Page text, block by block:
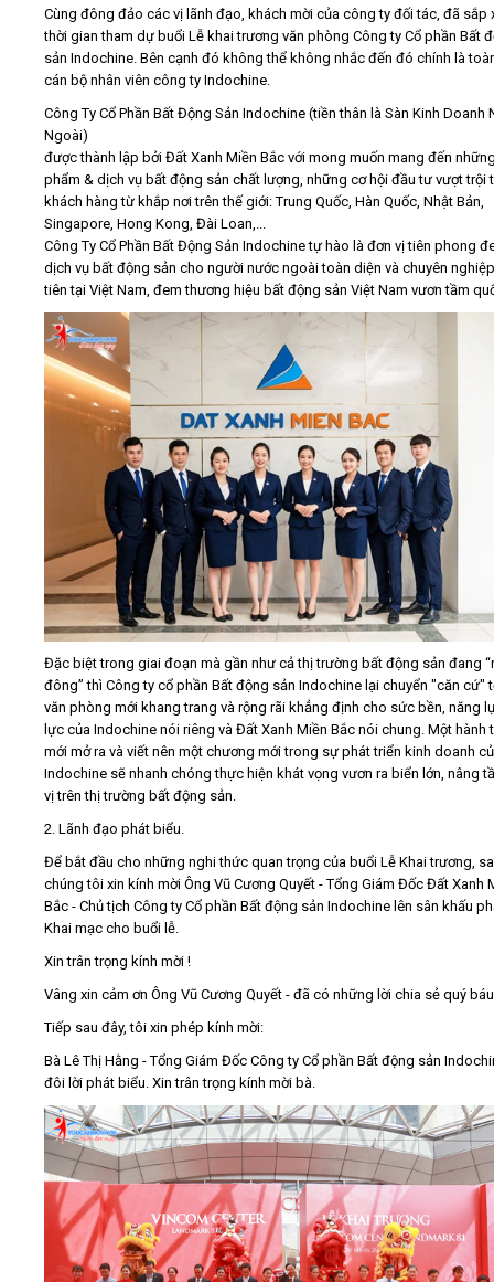
Cùng đông đảo các vị lãnh đạo, khách mời của công ty đối tác, đã sắp
thời gian tham dự buổi Lễ khai trương văn phòng Công ty Cổ phần Bất
sản Indochine. Bên cạnh đó không thể không nhắc đến đó chính là
cán bộ nhân viên công ty Indochine.
Công Ty Cổ Phần Bất Động Sản Indochine (tiền thân là Sàn Kinh Doanh
Ngoài)
được thành lập bởi Đất Xanh Miền Bắc với mong muốn mang đến
phẩm & dịch vụ bất động sản chất lượng, những cơ hội đầu tư vượt trội
khách hàng từ khắp nơi trên thế giới: Trung Quốc, Hàn Quốc, Nhật Bản,
Singapore, Hong Kong, Đài Loan,...
Công Ty Cổ Phần Bất Động Sản Indochine tự hào là đơn vị tiên phong
dịch vụ bất động sản cho người nước ngoài toàn diện và chuyên
tiên tại Việt Nam, đem thương hiệu bất động sản Việt Nam vươn tầm
Đặc biệt trong giai đoạn mà gần như cả thị trường bất động sản đang
đông” thì Công ty cổ phần Bất động sản Indochine lại chuyển "căn cứ"
văn phòng mới khang trang và rộng rãi khẳng định cho sức bền, năng
lực của Indochine nói riêng và Đất Xanh Miền Bắc nói chung. Một hành
mới mở ra và viết nên một chương mới trong sự phát triển kinh doanh
Indochine sẽ nhanh chóng thực hiện khát vọng vươn ra biển lớn, nâng
vị trên thị trường bất động sản.
2. Lãnh đạo phát biểu.
Để bắt đầu cho những nghi thức quan trọng của buổi Lễ Khai trương,
chúng tôi xin kính mời Ông Vũ Cương Quyết - Tổng Giám Đốc Đất Xanh
Bắc - Chủ tịch Công ty Cổ phần Bất động sản Indochine lên sân khấu
Khai mạc cho buổi lễ.
Xin trân trọng kính mời !
Vâng xin cảm ơn Ông Vũ Cương Quyết - đã có những lời chia sẻ quý
Tiếp sau đây, tôi xin phép kính mời:
Bà Lê Thị Hằng - Tổng Giám Đốc Công ty Cổ phần Bất động sản
đôi lời phát biểu. Xin trân trọng kính mời bà.